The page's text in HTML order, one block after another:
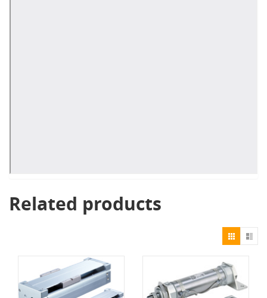
Related products